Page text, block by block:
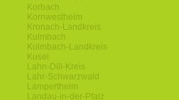
Korbach
Kornwestheim
Kronach-Landkreis
Kulmbach
Kulmbach-Landkreis
Kusel
Lahn-Dill-Kreis
Lahr-Schwarzwald
Lampertheim
Landau-in-der-Pfalz